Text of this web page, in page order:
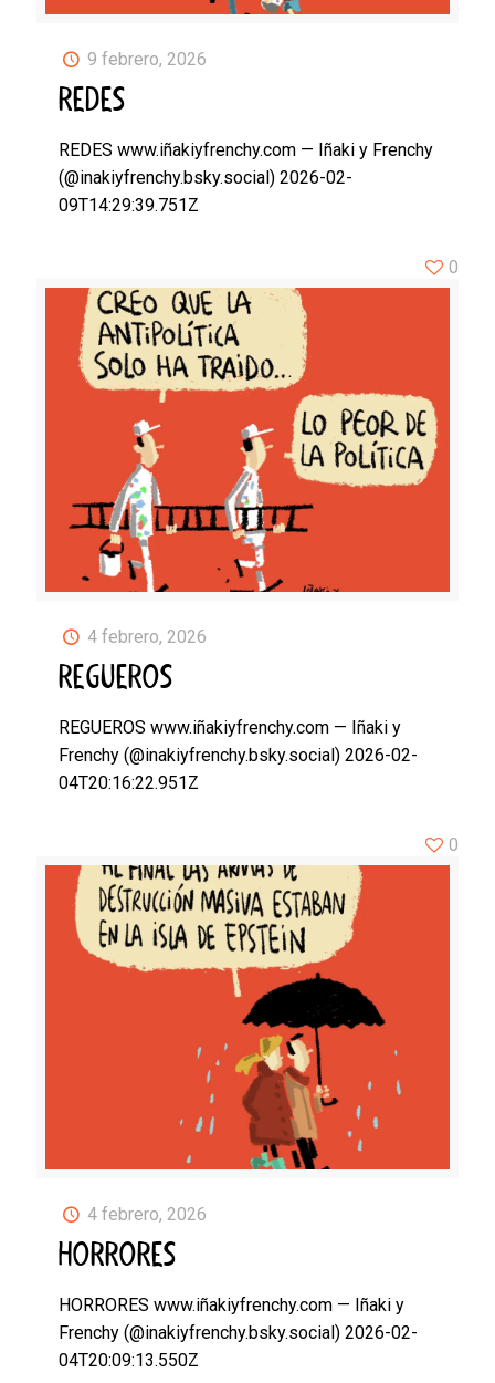
9 febrero, 2026
REDES
REDES www.iñakiyfrenchy.com — Iñaki y Frenchy
(@inakiyfrenchy.bsky.social) 2026-02-
09T14:29:39.751Z
4 febrero, 2026
REGUEROS
REGUEROS www.iñakiyfrenchy.com — Iñaki y
Frenchy (@inakiyfrenchy.bsky.social) 2026-02-
04T20:16:22.951Z
0
4 febrero, 2026
HORRORES
HORRORES www.iñakiyfrenchy.com — Iñaki y
Frenchy (@inakiyfrenchy.bsky.social) 2026-02-
04T20:09:13.550Z
0